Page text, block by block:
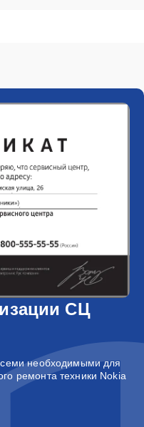
СЦ
необходимыми для
ремонта техники Nokia